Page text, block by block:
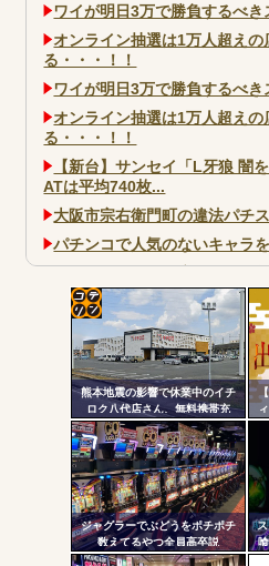
ワイが明日3万で勝負するべき
オンライン抽選は1万人超え
る・・・！！
ワイが明日3万で勝負するべき
オンライン抽選は1万人超え
る・・・！！
【新台】サンセイ「L牙狼 闇
ATは平均740枚...
大阪市宗右衛門町の違法パチ
パチンコで人気のないキャラ
「今までありがとう」と...
無職のパチンコカス(22)なん
ヤバいか教えて？...
AngelBeats!とかいうクソア
Powered by livedoor 相互RSS
熊本地震の影響で休業中のイチ
ロク八代店さん、無料携帯充
電・24時間の仮設トイレ解放・
飲料水の無料配布を開始
ジャグラーでぶどうをポチポチ
数えてるやつ全員高卒説
コテ
リン
- 固
定リ
ンク
自動
更新
ツー